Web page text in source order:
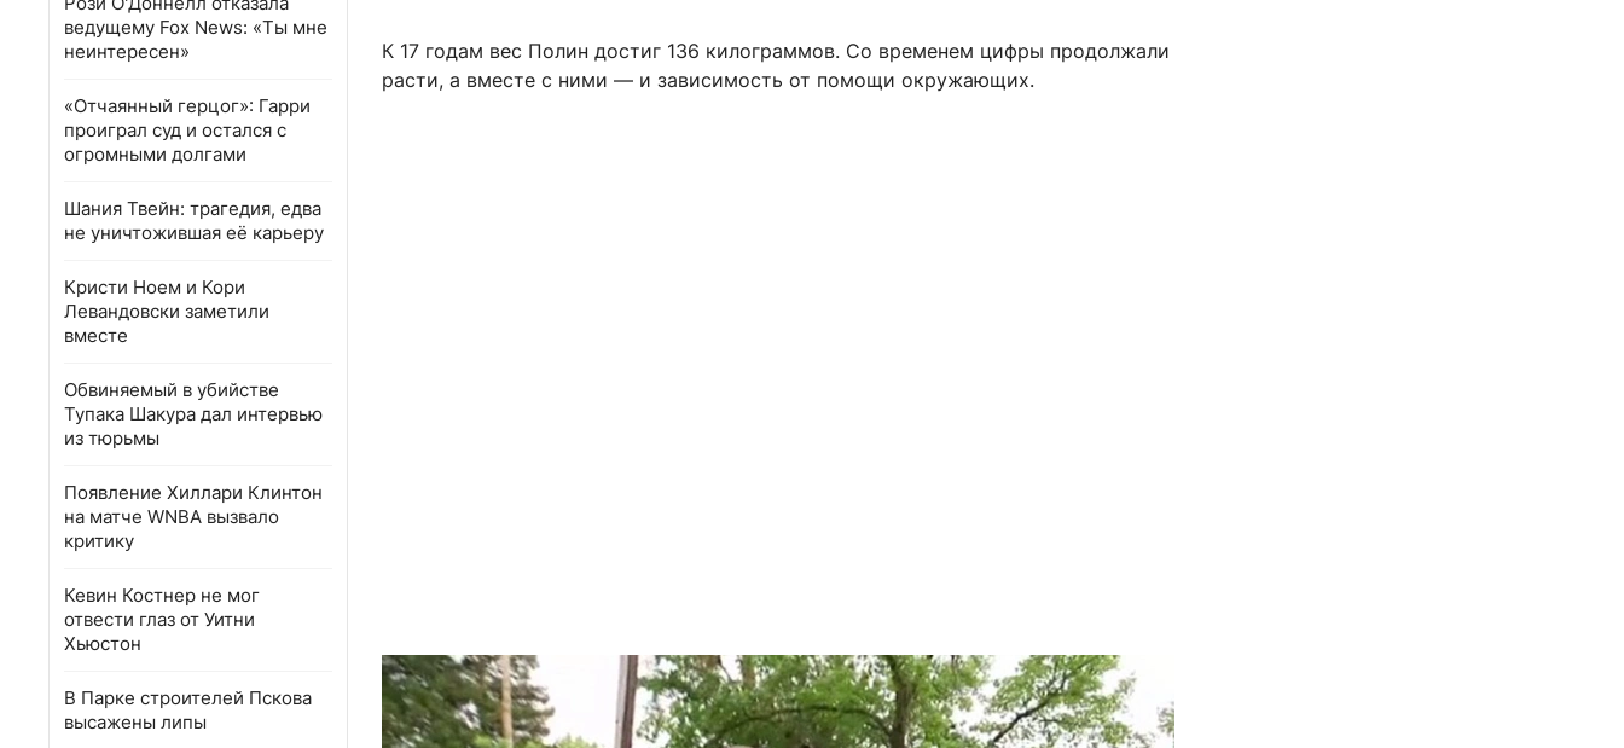
ведущему Fox News: «Ты мне
неинтересен»
«Отчаянный герцог»: Гарри
проиграл суд и остался с
огромными долгами
Шания Твейн: трагедия, едва
не уничтожившая её карьеру
Кристи Ноем и Кори
Левандовски заметили
вместе
Обвиняемый в убийстве
Тупака Шакура дал интервью
из тюрьмы
Появление Хиллари Клинтон
на матче WNBA вызвало
критику
Кевин Костнер не мог
отвести глаз от Уитни
Хьюстон
В Парке строителей Пскова
высажены липы
К 17 годам вес Полин достиг 136 килограммов. Со временем цифры продолжали
расти, а вместе с ними — и зависимость от помощи окружающих.